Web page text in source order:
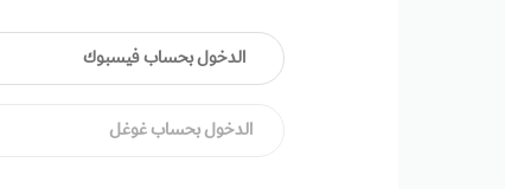
الدخول بحساب فيسبوك
الدخول بحساب غوغل